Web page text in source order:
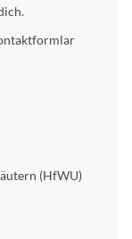
(HfWU)